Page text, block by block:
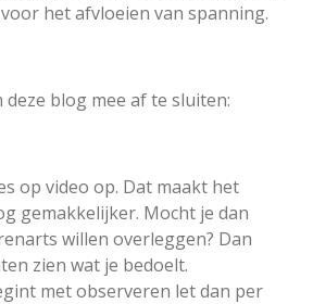
het afvloeien van spanning.
blog mee af te sluiten:
op video op. Dat maakt het
gemakkelijker. Mocht je dan
willen overleggen? Dan
zien wat je bedoelt.
met observeren let dan per